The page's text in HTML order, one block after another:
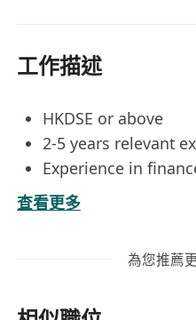
工作描述
HKDSE or above
2-5 years relevant
Experience in
industry
Responsibilities :
詢及處理投訴。
查看更多
為您推薦